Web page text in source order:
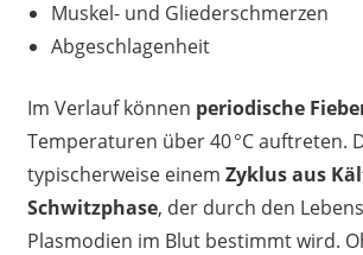
Muskel- und Gliederschmerzen
Abgeschlagenheit
Im Verlauf können periodische
Temperaturen über 40 °C auftreten.
typischerweise einem Zyklus aus
Schwitzphase, der durch den
Plasmodien im Blut bestimmt wird.